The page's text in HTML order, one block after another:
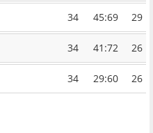
34 45:69 29
34 41:72 26
34 29:60
26